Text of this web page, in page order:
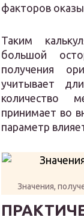
факторов
Таким
большой
получения
учитывает
количество
принимает во
параметр
Значения,